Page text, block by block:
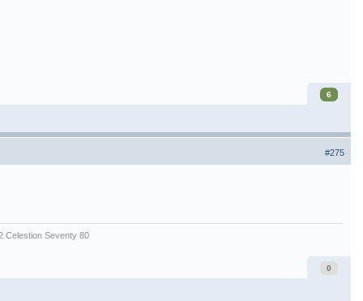
6
#275
Celestion Seventy 80
0